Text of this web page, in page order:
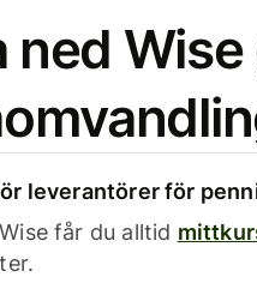
ned
leverantörer för
får du alltid